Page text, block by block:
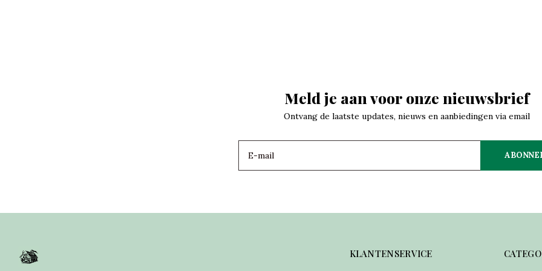
Meld je aan voor onze nieuwsbrief
Ontvang de laatste updates, nieuws en aanbiedingen via email
KLANTENSERVICE